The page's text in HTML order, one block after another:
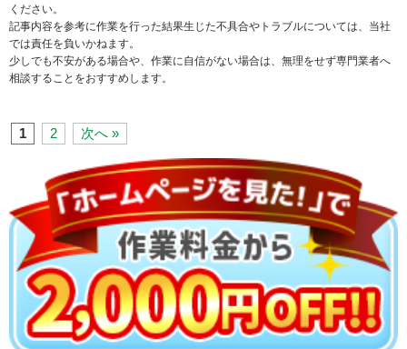
ください。
記事内容を参考に作業を行った結果生じた不具合やトラブルについては、当社
では責任を負いかねます。
少しでも不安がある場合や、作業に自信がない場合は、無理をせず専門業者へ
相談することをおすすめします。
1 2 次へ »